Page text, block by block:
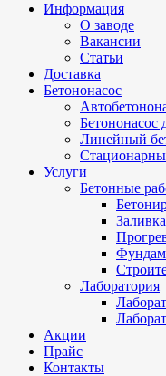
Информация
О заводе
Вакансии
Статьи
Доставка
Бетононасос
Бетононасос
Линейный
Услуги
Бетонные
Лаборатория
Акции
Прайс
Контакты